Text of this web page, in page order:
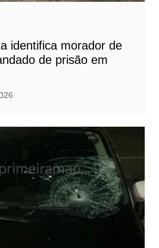
identifica morador de
de prisão em